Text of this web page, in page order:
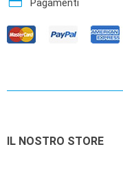
Pagamenti
IL NOSTRO STORE